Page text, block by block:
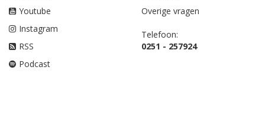
Youtube
Instagram
RSS
Podcast
Overige vragen
Telefoon:
0251 - 257924